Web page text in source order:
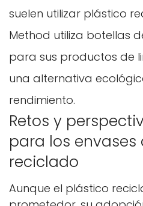
suelen utilizar plástico
Method utiliza botellas
para sus productos de
una alternativa
rendimiento.
Retos y
para los
reciclado
Aunque el plástico